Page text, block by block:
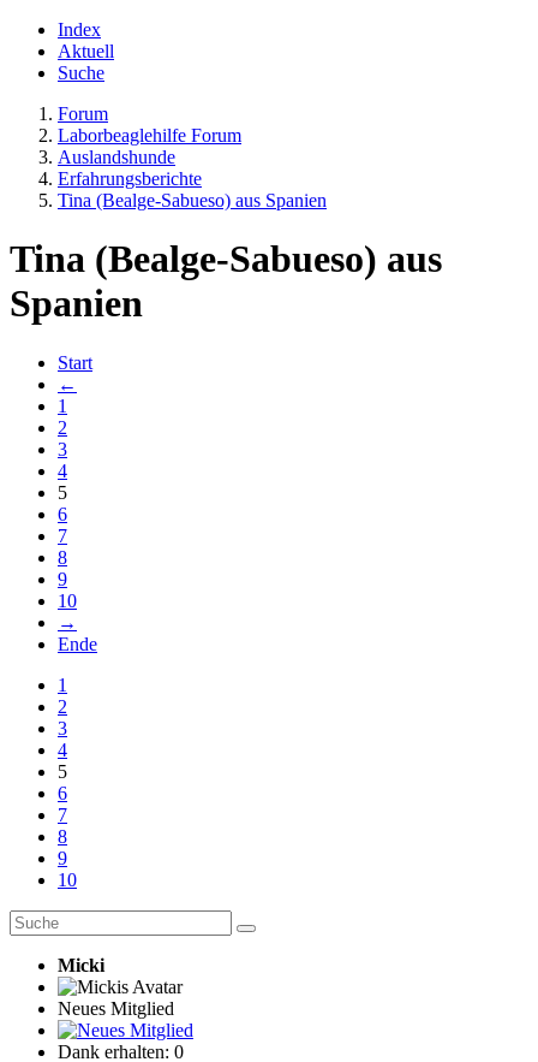
Index
Aktuell
Suche
Forum
Laborbeaglehilfe Forum
Auslandshunde
Erfahrungsberichte
Tina (Bealge-Sabueso) aus Spanien
Tina (Bealge-Sabueso) aus
Spanien
Start
←
1
2
3
4
5
6
7
8
9
10
→
Ende
1
2
3
4
5
6
7
8
9
10
Micki
Neues Mitglied
Dank erhalten: 0